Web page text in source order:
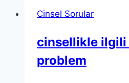
Cinsel Sorular
cinsellikle ilgili
problem